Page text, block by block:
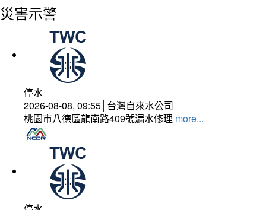
災害示警
停水
2026-08-08, 09:55│台灣自來水公司
桃園市八德區龍南路409號漏水修理 more...